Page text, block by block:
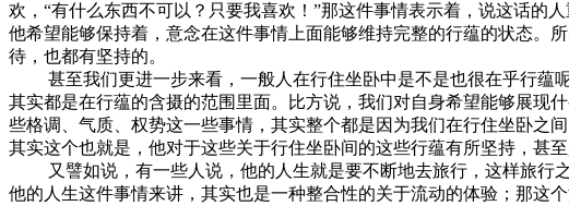
欢，“有什么东西不可以？只要我喜欢！”那这件事情表示着，说这话的
他希望能够保持着，意念在这件事情上面能够维持完整的行蕴的状态。
待，也都有坚持的。
甚至我们更进一步来看，一般人在行住坐卧中是不是也很在乎行蕴呢
其实都是在行蕴的含摄的范围里面。比方说，我们对自身希望能够展现
些格调、气质、权势这一些事情，其实整个都是因为我们在行住坐卧之
其实这个也就是，他对于这些关于行住坐卧间的这些行蕴有所坚持，甚至
又譬如说，有一些人说，他的人生就是要不断地去旅行，这样旅行
他的人生这件事情来讲，其实也是一种整合性的关于流动的体验；那这